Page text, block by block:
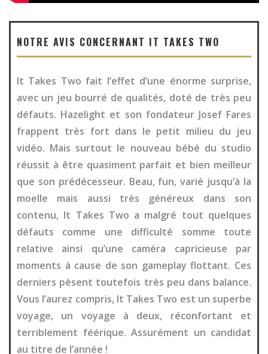
NOTRE AVIS CONCERNANT IT TAKES TWO
It Takes Two fait l’effet d’une énorme surprise,
avec un jeu bourré de qualités, doté de très peu
défauts. Hazelight et son fondateur Josef Fares
frappent très fort dans le petit milieu du jeu
vidéo. Mais surtout le nouveau bébé du studio
réussit à être quasiment parfait et bien meilleur
que son prédécesseur. Beau, fun, varié jusqu’à la
moelle mais aussi très généreux dans son
contenu, It Takes Two a malgré tout quelques
défauts comme une difficulté somme toute
relative ainsi qu’une caméra capricieuse par
moments à cause de son gameplay flottant. Ces
derniers pèsent toutefois très peu dans balance.
Vous l’aurez compris, It Takes Two est un superbe
voyage, un voyage à deux, réconfortant et
terriblement féérique. Assurément un candidat
au titre de l’année !